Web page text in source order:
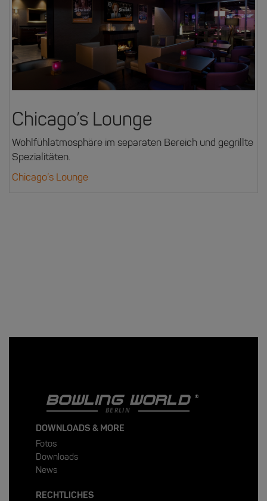
Chicago’s Lounge
Wohlfühlatmosphäre im separaten Bereich und gegrillte
Spezialitäten.
Chicago’s Lounge
BOWLING WORLD
BERLIN
DOWNLOADS & MORE
Fotos
Downloads
News
RECHTLICHES